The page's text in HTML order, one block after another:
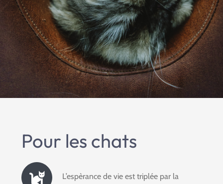
Pour les chats
L’espèrance de vie est triplée par la